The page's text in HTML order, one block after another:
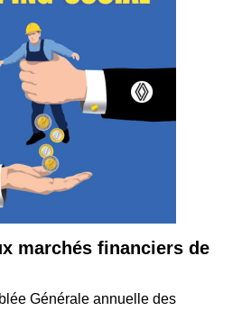
marchés financiers de
Générale annuelle des